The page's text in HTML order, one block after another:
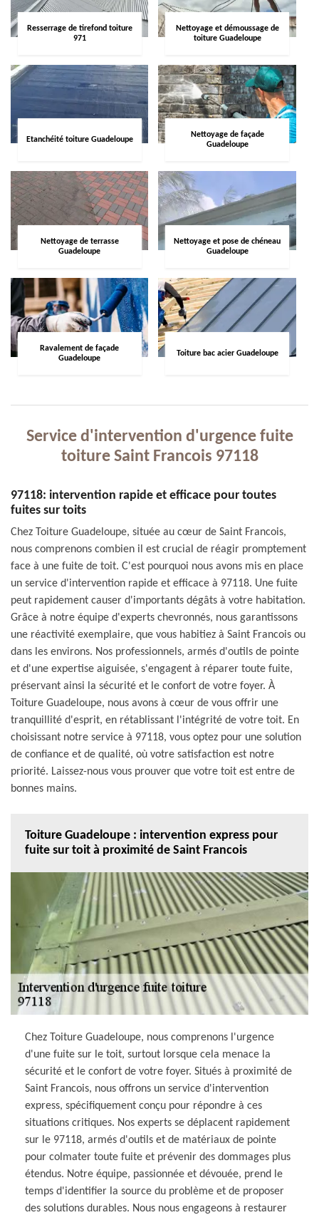
Resserrage de tirefond toiture
971
Nettoyage et démoussage de
toiture Guadeloupe
Etanchéité toiture Guadeloupe
Nettoyage de façade
Guadeloupe
Nettoyage de terrasse
Guadeloupe
Nettoyage et pose de chéneau
Guadeloupe
Ravalement de façade
Guadeloupe
Toiture bac acier Guadeloupe
Service d'intervention d'urgence fuite
toiture Saint Francois 97118
97118: intervention rapide et efficace pour toutes
fuites sur toits
Chez Toiture Guadeloupe, située au cœur de Saint Francois,
nous comprenons combien il est crucial de réagir promptement
face à une fuite de toit. C'est pourquoi nous avons mis en place
un service d'intervention rapide et efficace à 97118. Une fuite
peut rapidement causer d'importants dégâts à votre habitation.
Grâce à notre équipe d'experts chevronnés, nous garantissons
une réactivité exemplaire, que vous habitiez à Saint Francois ou
dans les environs. Nos professionnels, armés d'outils de pointe
et d'une expertise aiguisée, s'engagent à réparer toute fuite,
préservant ainsi la sécurité et le confort de votre foyer. À
Toiture Guadeloupe, nous avons à cœur de vous offrir une
tranquillité d'esprit, en rétablissant l'intégrité de votre toit. En
choisissant notre service à 97118, vous optez pour une solution
de confiance et de qualité, où votre satisfaction est notre
priorité. Laissez-nous vous prouver que votre toit est entre de
bonnes mains.
Toiture Guadeloupe : intervention express pour
fuite sur toit à proximité de Saint Francois
Chez Toiture Guadeloupe, nous comprenons l'urgence
d'une fuite sur le toit, surtout lorsque cela menace la
sécurité et le confort de votre foyer. Situés à proximité de
Saint Francois, nous offrons un service d'intervention
express, spécifiquement conçu pour répondre à ces
situations critiques. Nos experts se déplacent rapidement
sur le 97118, armés d'outils et de matériaux de pointe
pour colmater toute fuite et prévenir des dommages plus
étendus. Notre équipe, passionnée et dévouée, prend le
temps d'identifier la source du problème et de proposer
des solutions durables. Nous nous engageons à restaurer